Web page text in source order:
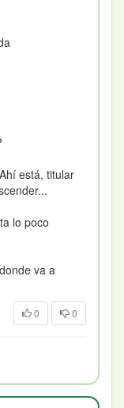
está, titular
lo poco
va a
0 0